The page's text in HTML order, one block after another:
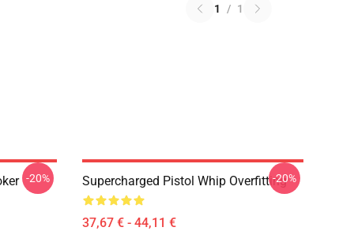
1 / 1
-20% Supercharged Pistol Whip Overfitting
37,67 € - 44,11 €
-20%